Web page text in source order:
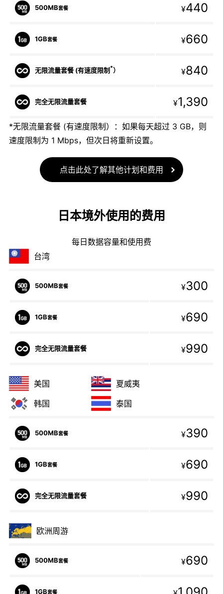
500MB套餐 ¥440
1GB套餐 ¥660
无限流量套餐 (有速度限制 *） ¥840
完全无限流量套餐 ¥1,390
*无限流量套餐 (有速度限制）：如果每天超过 3 GB，则
速度限制为 1 Mbps，但次日将重新设置。
点击此处了解其他计划和费用
日本境外使用的费用
每日数据容量和使用费
台湾
500MB套餐 ¥300
1GB套餐 ¥690
完全无限流量套餐 ¥990
美国
夏威夷
韩国
泰国
500MB套餐 ¥390
1GB套餐 ¥690
完全无限流量套餐 ¥990
欧洲周游
500MB套餐 ¥690
1GB套餐